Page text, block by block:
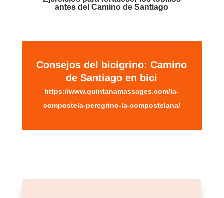
antes del Camino de Santiago
Consejos del bicigrino: Camino
de Santiago en bici
https://www.quintanamassages.com/la-
compostela-peregrino-la-compostelana/